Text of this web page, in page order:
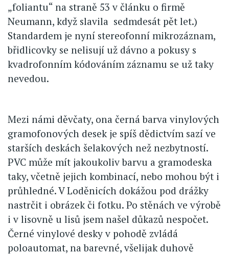
„foliantu“ na straně 53 v článku o firmě
Neumann, když slavila sedmdesát pět let.)
Standardem je nyní stereofonní mikrozáznam,
břidlicovky se nelisují už dávno a pokusy s
kvadrofonním kódováním záznamu se už taky
nevedou.
Mezi námi děvčaty, ona černá barva vinylových
gramofonových desek je spíš dědictvím sazí ve
starších deskách šelakových než nezbytností.
PVC může mít jakoukoliv barvu a gramodeska
taky, včetně jejich kombinací, nebo mohou být i
průhledné. V Loděnicích dokážou pod drážky
nastrčit i obrázek či fotku. Po stěnách ve výrobě
i v lisovně u lisů jsem našel důkazů nespočet.
Černé vinylové desky v pohodě zvládá
poloautomat, na barevné, všelijak duhově